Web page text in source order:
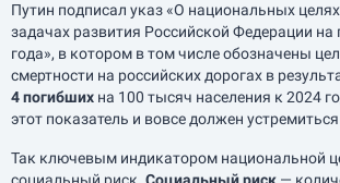
Путин подписал указ «О национальных целях
задачах развития Российской Федерации на
года», в котором в том числе обозначены
смертности на российских дорогах в
4 погибших на 100 тысяч населения к 2024
этот показатель и вовсе должен устремиться
Так ключевым индикатором национальной